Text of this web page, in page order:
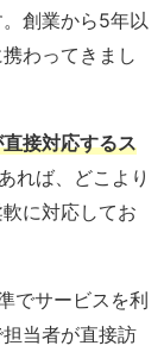
創業から5年以
わってきまし
接対応するス
れば、どこより
に対応してお
でサービスを利
当者が直接訪